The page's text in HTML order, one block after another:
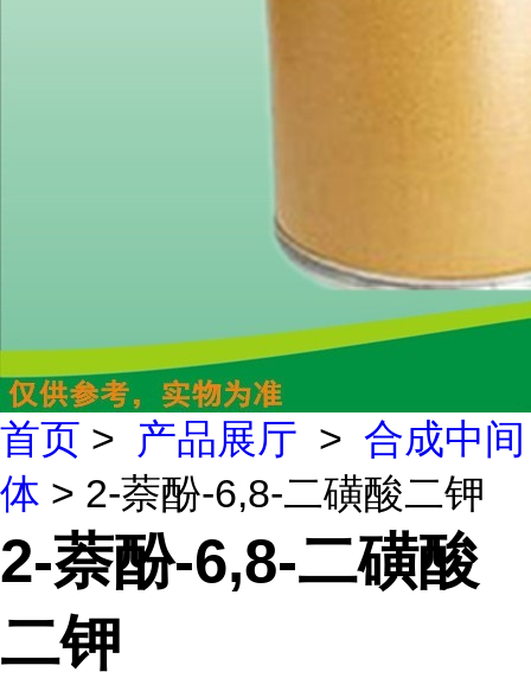
首页 > 产品展厅 > 合成中间
体 > 2-萘酚-6,8-二磺酸二钾
2-萘酚-6,8-二磺酸
二钾